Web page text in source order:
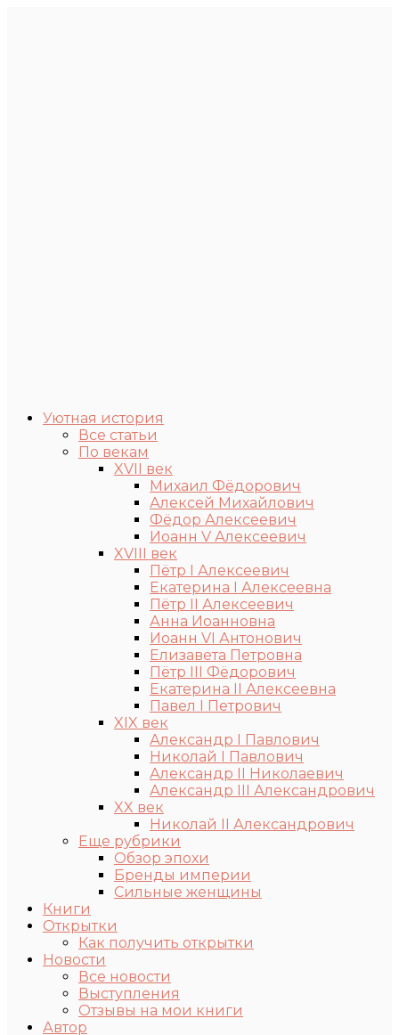
Уютная история
Все статьи
По векам
XVII век
Михаил Фёдорович
Алексей Михайлович
Фёдор Алексеевич
Иоанн V Алексеевич
XVIII век
Пётр I Алексеевич
Екатерина I Алексеевна
Пётр II Алексеевич
Анна Иоанновна
Иоанн VI Антонович
Елизавета Петровна
Пётр III Фёдорович
Екатерина II Алексеевна
Павел I Петрович
XIX век
Александр I Павлович
Николай I Павлович
Александр II Николаевич
Александр III Александрович
XX век
Николай II Александрович
Еще рубрики
Обзор эпохи
Бренды империи
Сильные женщины
Книги
Открытки
Как получить открытки
Новости
Все новости
Выступления
Отзывы на мои книги
Автор